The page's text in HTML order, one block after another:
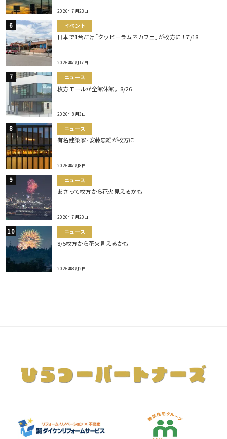
2026年7月23日
イベント
日本で1台だけ｢クッピーラムネカフェ｣が枚方に！7/18
2026年7月17日
ニュース
枚方モールが全館休館。8/26
2026年8月3日
ニュース
有名建築家･安藤忠雄が枚方に
2026年7月8日
ニュース
あさって枚方から花火見えるかも
2026年7月20日
ニュース
8/5枚方から花火見えるかも
2026年8月2日